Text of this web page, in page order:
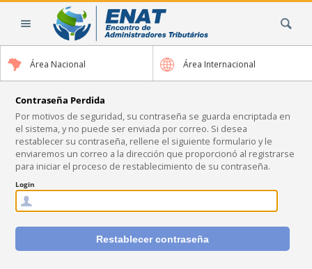
Área Nacional Área Internacional
Contraseña Perdida
Por motivos de seguridad, su contraseña se guarda encriptada en
el sistema, y no puede ser enviada por correo. Si desea
restablecer su contraseña, rellene el siguiente formulario y le
enviaremos un correo a la dirección que proporcionó al registrarse
para iniciar el proceso de restablecimiento de su contraseña.
Login